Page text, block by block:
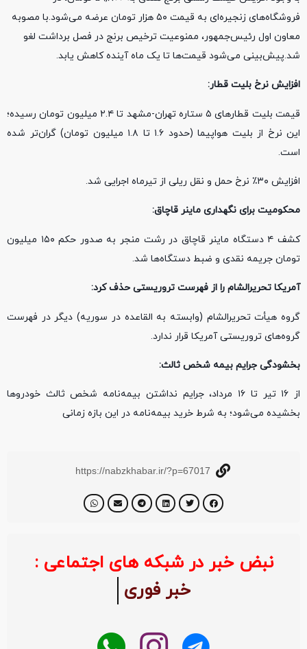
فروشگاه‌های زنجیره‌ای به قیمت ۵۰ هزار تومان عرضه می‌شود.با مصوبه
معاون اول رئیس‌جمهور، ممنوعیت ترخیص برنج در فصل برداشت لغو
شد.پیش‌بینی می‌شود قیمت‌ها تا یک ماه آینده کاهش یابد.
افزایش نرخ بلیت قطار:
قیمت بلیت قطارهای ۵ ستاره تهران-مشهد تا ۲.۴ میلیون تومان رسیده؛
این نرخ از بلیت هواپیما (حدود ۱.۶ تا ۱.۸ میلیون تومان) گران‌تر شده
است.
افزایش ۳۰٪ نرخ حمل‌ و نقل ریلی از تیرماه اجرایی شد.
محکومیت برای نگهداری ماینر قاچاق:
کشف ۴ دستگاه ماینر قاچاق در رشت منجر به صدور حکم ۱۵۰ میلیون
تومان جریمه نقدی و ضبط دستگاه‌ها شد.
آمریکا تحریرالشام را از فهرست تروریستی حذف کرد:
گروه هیأت تحریرالشام (وابسته به القاعده در سوریه) دیگر در فهرست
گروه‌های تروریستی آمریکا قرار ندارد.
بخشودگی جرایم بیمه شخص ثالث:
از ۱۶ تیر تا ۱۶ مرداد، جرایم نداشتن بیمه‌نامه شخص ثالث خودروها
بخشیده می‌شود؛ به شرط خرید بیمه‌نامه در این بازه زمانی
https://nabzkhabar.ir/?p=67017
نبض خبر در شبکه های اجتماعی :
خبر فوری